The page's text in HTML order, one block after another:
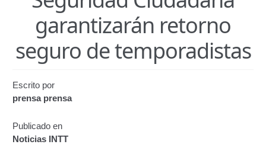
Certificación de Datos para Efectos Consulares con
Apostilla Electrónica
Emisión de Nuevo Certificado de Registro de
Vehículo (Duplicado) Automatizado
Renovación de Licencia para Conducir (Servicio
Automatizado)
Autorización para la circulación de Vehículo Sobre
garantizarán retorno
seguro de temporadistas
Escrito por
prensa prensa
Publicado en
Noticias INTT